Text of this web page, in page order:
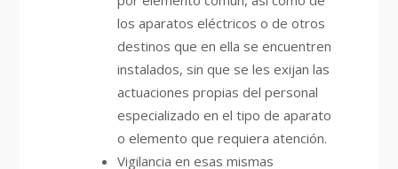
los aparatos eléctricos o de otros
destinos que en ella se encuentren
instalados, sin que se les exijan las
actuaciones propias del personal
especializado en el tipo de aparato
o elemento que requiera atención.
Vigilancia en esas mismas